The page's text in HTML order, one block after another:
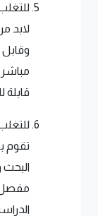
لابد
مباشر
قابلة
تقوم
مفصل